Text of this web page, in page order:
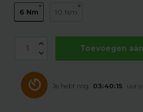
6 Nm 10 Nm
Toevoegen
Je hebt nog 03:40:14 uur